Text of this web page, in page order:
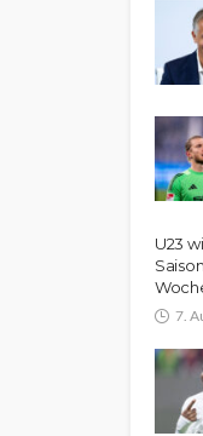
U23
7.